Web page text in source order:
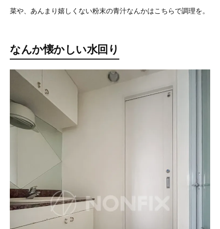
菜や、あんまり嬉しくない粉末の青汁なんかはこちらで調理を。
なんか懐かしい水回り